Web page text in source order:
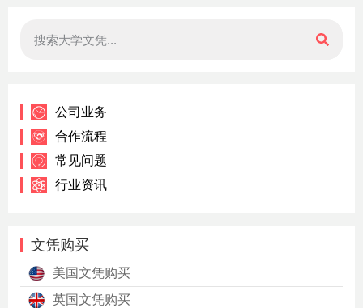
公司业务
合作流程
常见问题
行业资讯
文凭购买
美国文凭购买
英国文凭购买